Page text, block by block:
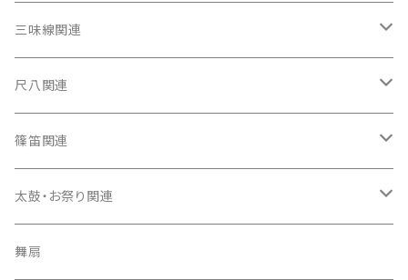
箏（本体）
箏カバー
箏袋
口前袋・尾布
爪・爪輪
三味線関連
三味線（本体）
三味線ケース
長トランク・三ツ折トランク
ソフトケース
雨用カバー
長袋・三ツ組袋・胴袋
尺八関連
尺八（本体）
尺八袋
歌口キャップ
篠笛関連
篠笛（本体）
お祭り用６穴
篠笛袋
太鼓・お祭り関連
太鼓（本体）
舞扇